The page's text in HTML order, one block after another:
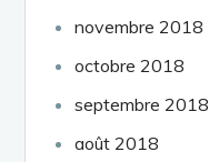
novembre 2018
octobre 2018
septembre 2018
août 2018